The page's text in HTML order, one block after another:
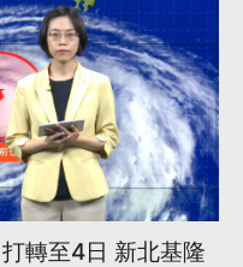
轉至4日 新北基隆